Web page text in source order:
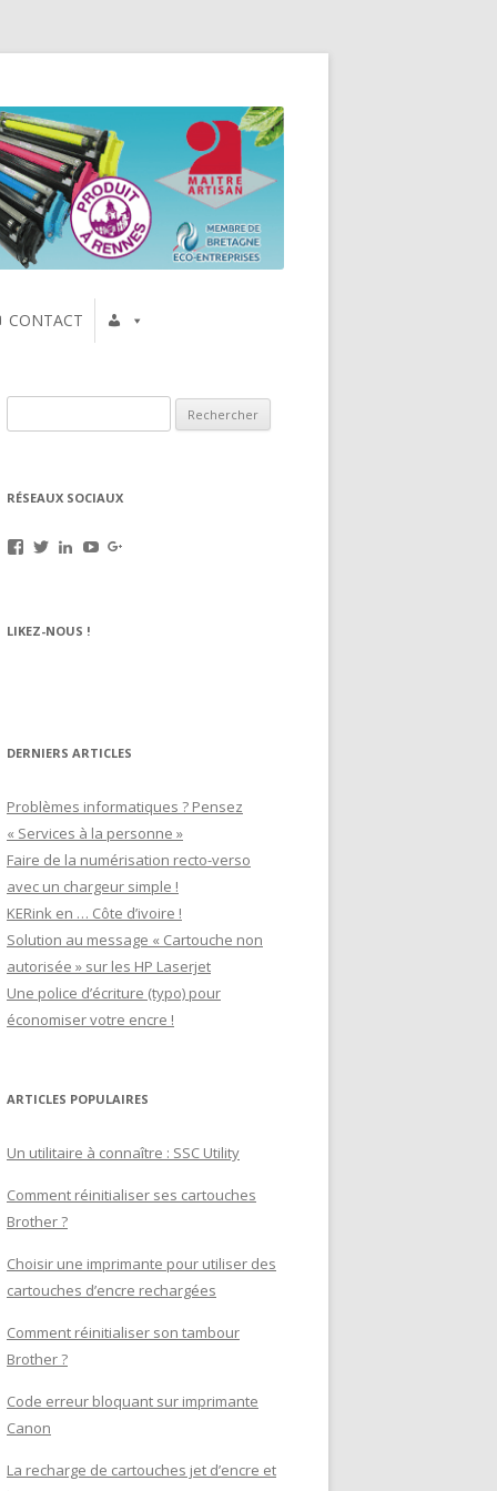
CONTACT
RÉSEAUX SOCIAUX
Voir
sur
Voir
sur
Voir
poirier-
Voir
LIKEZ-NOUS !
DERNIERS ARTICLES
Problèmes informatiques ? Pensez
« Services à la personne »
Faire de la numérisation recto-verso
avec un chargeur simple !
KERink en … Côte d’ivoire !
Solution au message « Cartouche non
autorisée » sur les HP Laserjet
Une police d’écriture (typo) pour
économiser votre encre !
ARTICLES POPULAIRES
Un utilitaire à connaître : SSC Utility
Comment réinitialiser ses cartouches
Brother ?
Choisir une imprimante pour utiliser des
cartouches d’encre rechargées
Comment réinitialiser son tambour
Brother ?
Code erreur bloquant sur imprimante
Canon
La recharge de cartouches jet d’encre et